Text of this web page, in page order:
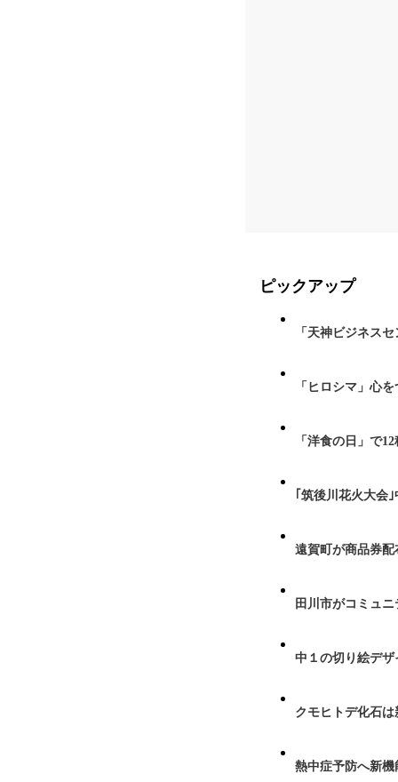
ピックアップ
「天神ビジネス
「ヒロシマ」心
「洋食の日」で
｢筑後川花火大
遠賀町が商品券配
田川市がコミュ
中１の切り絵デ
クモヒトデ化石
熱中症予防へ新